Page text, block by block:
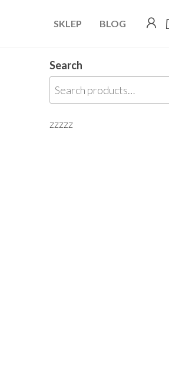
SKLEP BLOG
Search
zzzzz